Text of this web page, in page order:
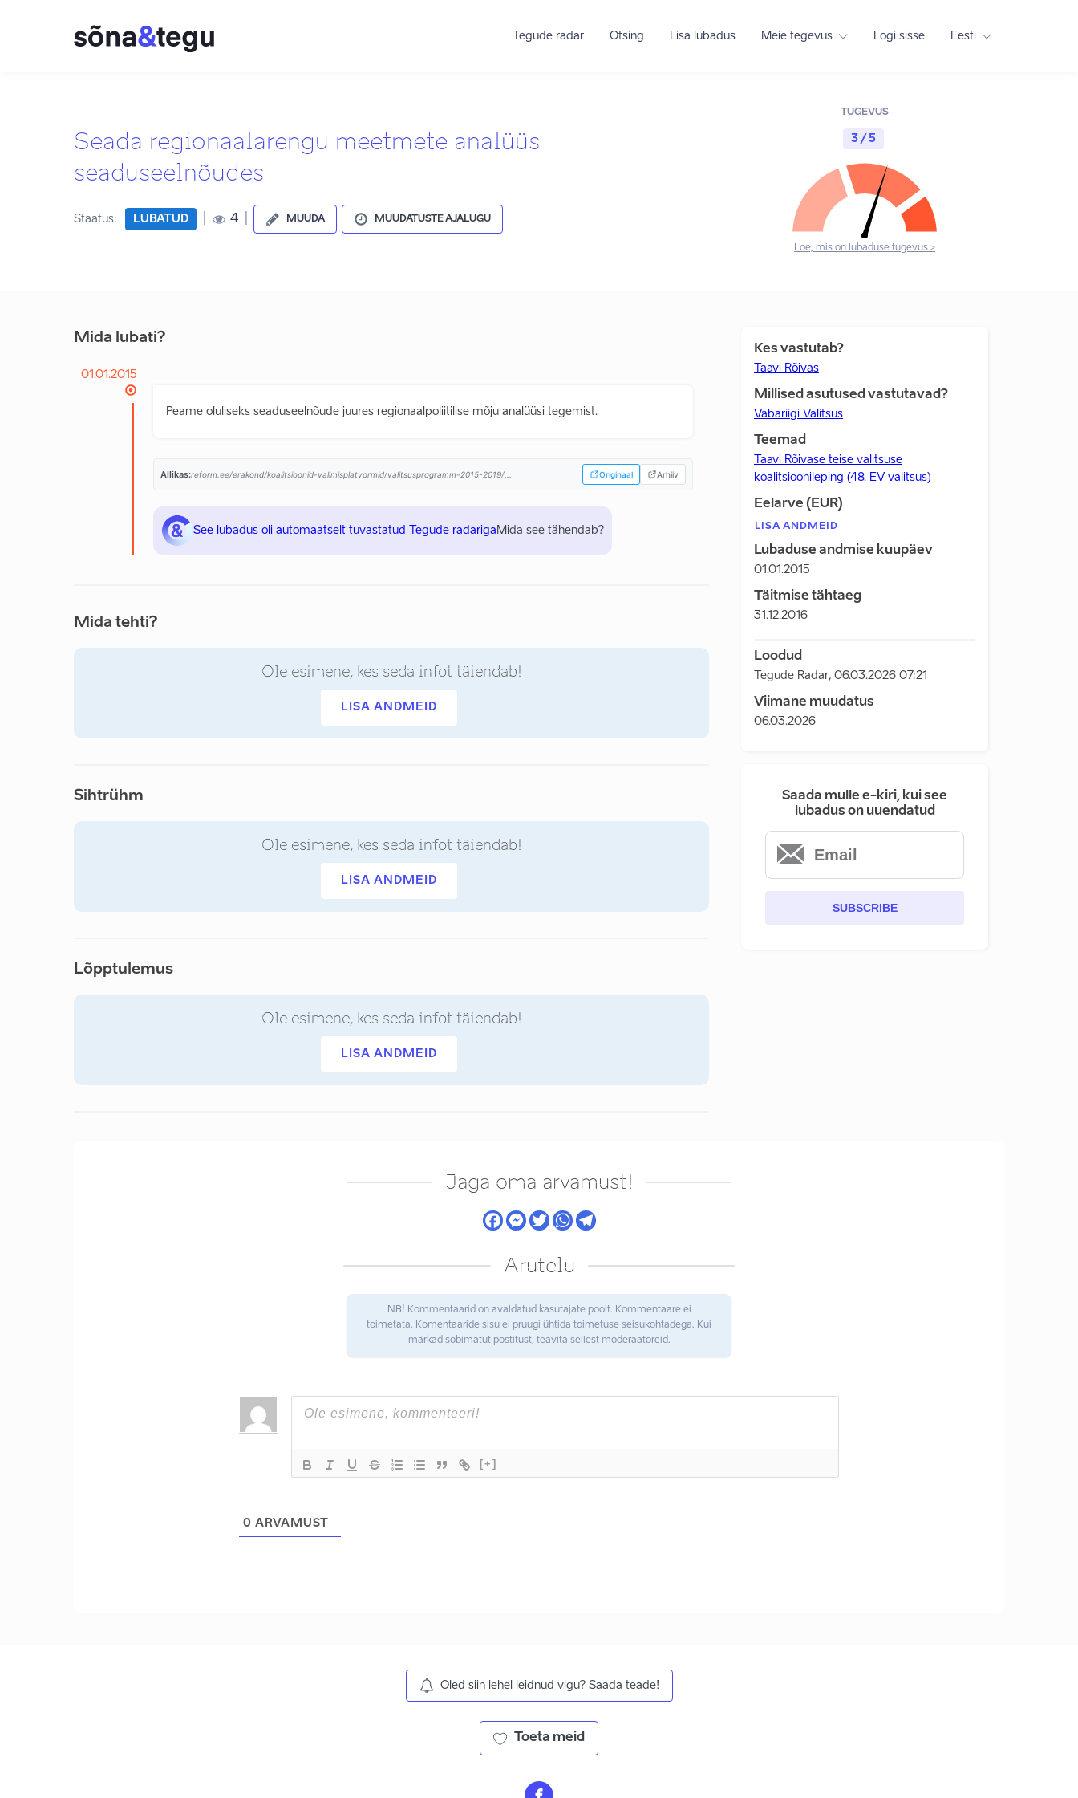
Tegude radar Otsing Lisa lubadus Meie tegevus Logi sisse Eesti
Seada regionaalarengu meetmete analüüs
seaduseelnõudes
Staatus: LUBATUD 4 MUUDA MUUDATUSTE AJALUGU
TUGEVUS
3 / 5
Loe, mis on lubaduse tugevus >
Mida lubati?
01.01.2015
Peame oluliseks seaduseelnõude juures regionaalpoliitilise mõju analüüsi tegemist.
Allikas:reform.ee/erakond/koalitsioonid-valimisplatvormid/valitsusprogramm-2015-2019/... Originaal Arhiiv
See lubadus oli automaatselt tuvastatud Tegude radariga Mida see tähendab?
Mida tehti?
Ole esimene, kes seda infot täiendab!
LISA ANDMEID
Sihtrühm
Ole esimene, kes seda infot täiendab!
LISA ANDMEID
Lõpptulemus
Ole esimene, kes seda infot täiendab!
LISA ANDMEID
Kes vastutab?
Taavi Rõivas
Millised asutused vastutavad?
Vabariigi Valitsus
Teemad
Taavi Rõivase teise valitsuse
koalitsioonileping (48. EV valitsus)
Eelarve (EUR)
LISA ANDMEID
Lubaduse andmise kuupäev
01.01.2015
Täitmise tähtaeg
31.12.2016
Loodud
Tegude Radar, 06.03.2026 07:21
Viimane muudatus
06.03.2026
Saada mulle e-kiri, kui see
lubadus on uuendatud
SUBSCRIBE
Jaga oma arvamust!
Arutelu
NB! Kommentaarid on avaldatud kasutajate poolt. Kommentaare ei
toimetata. Komentaaride sisu ei pruugi ühtida toimetuse seisukohtadega. Kui
märkad sobimatut postitust, teavita sellest moderaatoreid.
[+]
0 ARVAMUST
Oled siin lehel leidnud vigu? Saada teade!
Toeta meid